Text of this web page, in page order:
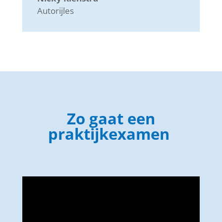
Autorijles
Zo gaat een
praktijkexamen